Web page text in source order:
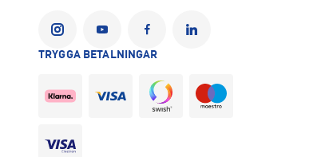
TRYGGA BETALNINGAR